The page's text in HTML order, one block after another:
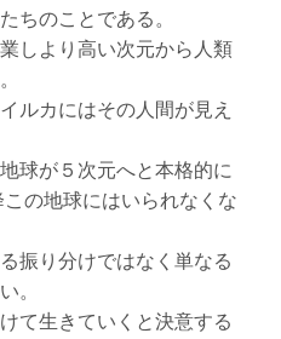
ちのことである。
しより高い次元から人類
ルカにはその人間が見え
球が５次元へと本格的に
の地球にはいられなくな
振り分けではなく単なる
。
て生きていくと決意する